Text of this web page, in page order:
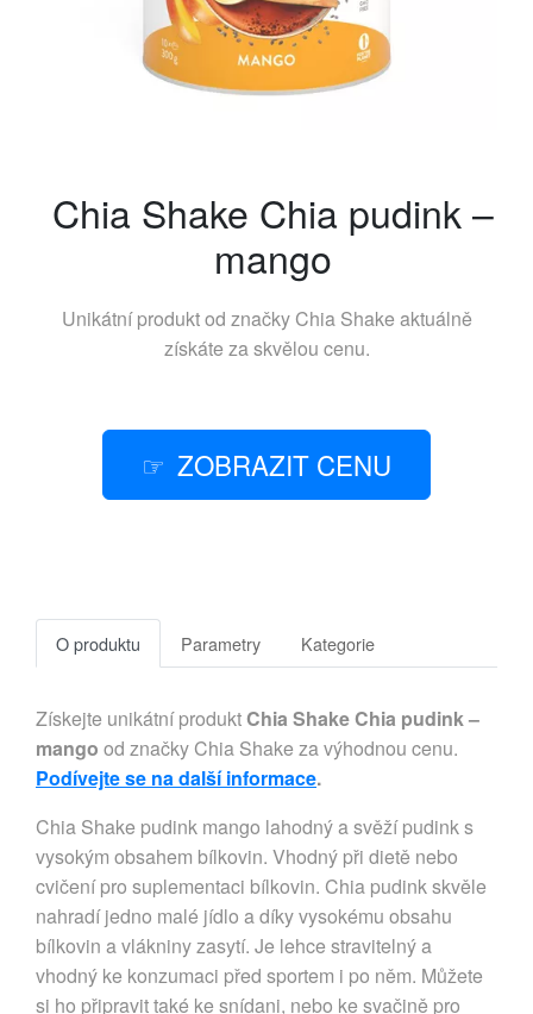
Chia Shake Chia pudink –
mango
Unikátní produkt od značky Chia Shake aktuálně
získáte za skvělou cenu.
ZOBRAZIT CENU
O produktu Parametry Kategorie
Získejte unikátní produktChia Shake Chia pudink –
mango od značky Chia Shake za výhodnou cenu.
Podívejte se na další informace.
Chia Shake pudink mango lahodný a svěží pudink s
vysokým obsahem bílkovin. Vhodný při dietě nebo
cvičení pro suplementaci bílkovin. Chia pudink skvěle
nahradí jedno malé jídlo a díky vysokému obsahu
bílkovin a vlákniny zasytí. Je lehce stravitelný a
vhodný ke konzumaci před sportem i po něm. Můžete
si ho připravit také ke snídani, nebo ke svačině pro